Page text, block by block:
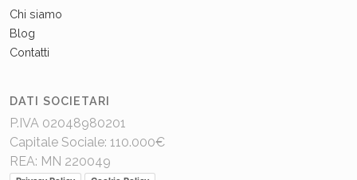
Chi siamo
Blog
Contatti
DATI SOCIETARI
P.IVA 02048980201
Capitale Sociale: 110.000€
REA: MN 220049